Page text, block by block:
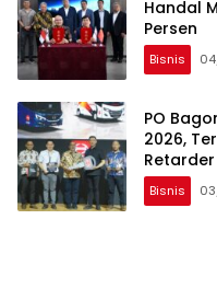
Handal
Persen
Bisnis
PO
2026,
Retarder
Bisnis